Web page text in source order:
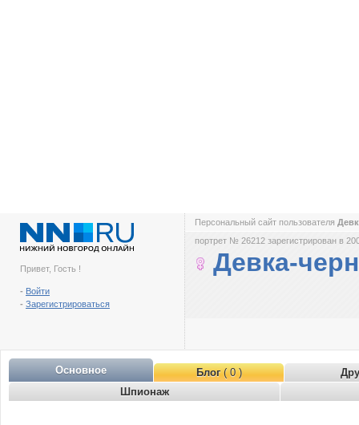
Привет, Гость !
- Войти
- Зарегистрироваться
Персональный сайт пользователя
портрет № 26212 зарегистрирован в
Девка-
Основное Блог( 0 )
Шпионаж